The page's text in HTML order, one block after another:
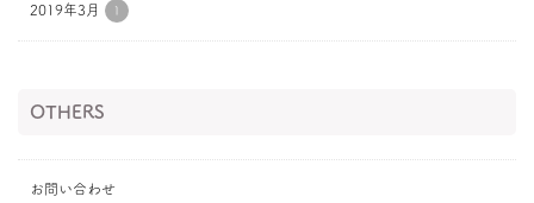
2019年3月 1
OTHERS
お問い合わせ